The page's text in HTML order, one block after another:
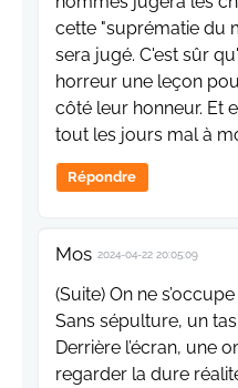
cette "suprématie du
sera jugé. C'est sûr
horreur une leçon
côté leur honneur. Et
tout les jours mal à
Répondre
Mos 2024-04-22 20:05:09
(Suite) On ne
Sans sépulture, un
Derrière l’écran, une
regarder la dure